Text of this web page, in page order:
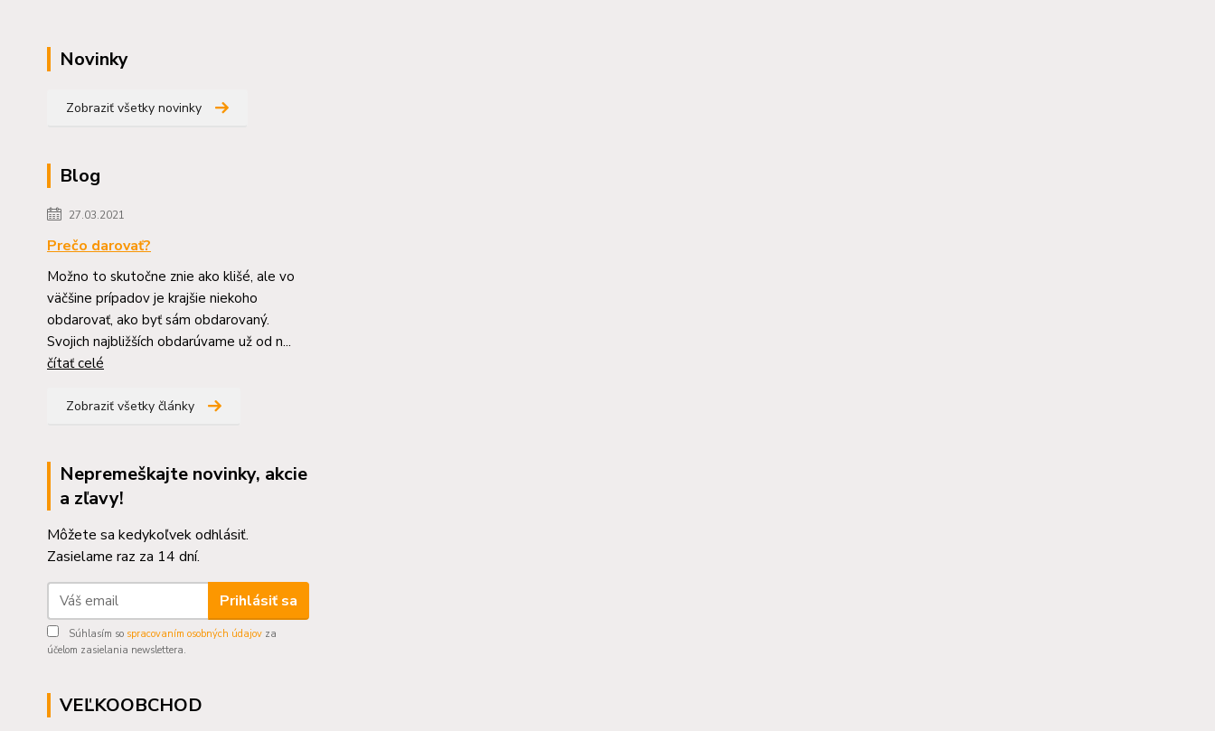
Novinky
Zobraziť všetky novinky
Blog
27.03.2021
Prečo darovať?
Možno to skutočne znie ako klišé, ale vo
väčšine prípadov je krajšie niekoho
obdarovať, ako byť sám obdarovaný.
Svojich najbližších obdarúvame už od n...
čítať celé
Zobraziť všetky články
Nepremeškajte novinky, akcie
a zľavy!
Môžete sa kedykoľvek odhlásiť.
Zasielame raz za 14 dní.
Prihlásiť sa
Súhlasím so spracovaním osobných údajov za
účelom zasielania newslettera.
VEĽKOOBCHOD